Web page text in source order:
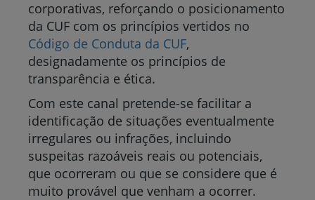
corporativas, reforçando o posicionamento
da CUF com os princípios vertidos no
Código de Conduta da CUF,
designadamente os princípios de
transparência e ética.
Com este canal pretende-se facilitar a
identificação de situações eventualmente
irregulares ou infrações, incluindo
suspeitas razoáveis reais ou potenciais,
que ocorreram ou que se considere que é
muito provável que venham a ocorrer.